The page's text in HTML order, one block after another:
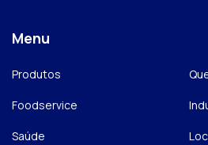
Menu
Produtos
Foodservice
Saúde